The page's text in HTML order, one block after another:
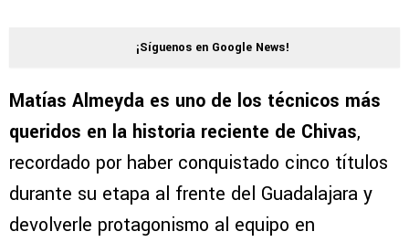
¡Síguenos en Google News!
Matías Almeyda es uno de los técnicos más
queridos en la historia reciente de Chivas,
recordado por haber conquistado cinco títulos
durante su etapa al frente del Guadalajara y
devolverle protagonismo al equipo en